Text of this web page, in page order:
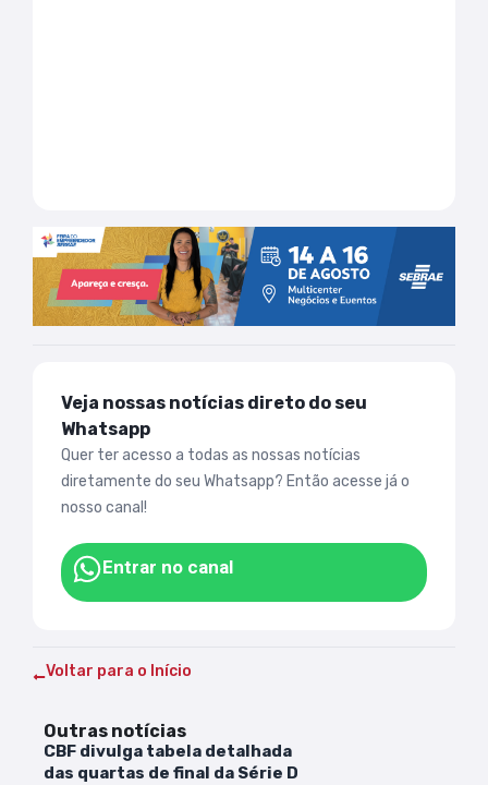
Veja nossas notícias direto do seu
Whatsapp
Quer ter acesso a todas as nossas notícias
diretamente do seu Whatsapp? Então acesse já o
nosso canal!
Entrar no canal
Voltar para o Início
Outras notícias
CBF divulga tabela detalhada
das quartas de final da Série D